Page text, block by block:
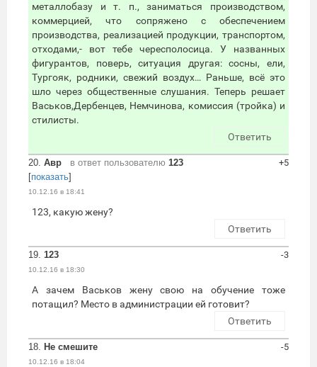
металлобазу и т. п., заниматься производством,
коммерцией, что сопряжено с обеспечением
производства, реализацией продукции, транспортом,
отходами,- вот тебе чересполосица. У названных
фигурантов, поверь, ситуация другая: сосны, ели,
Тургояк, родники, свежий воздух… Раньше, всё это
шло через общественные слушания. Теперь решает
Васьков,Дербенцев, Немчинова, комиссия (тройка) и
стилисты.
Ответить
20. Авр в ответ пользователю 123
[показать]
10.12.16 в 18:41
+5
123, какую жену?
Ответить
19. 123
10.12.16 в 18:30
-3
А зачем Васьков жену свою на обучение тоже
потащил? Место в администрации ей готовит?
Ответить
18. Не смешите
10.12.16 в 18:04
-5